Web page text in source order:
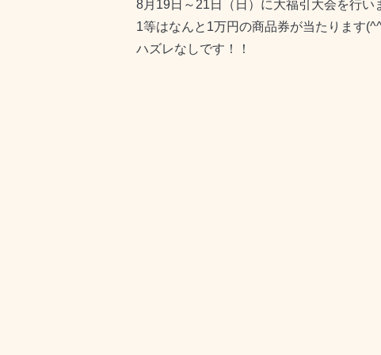
8月19日～21日（日）に大福引大会を行い
1等はなんと1万円の商品券が当たります
ハズレなしです！！